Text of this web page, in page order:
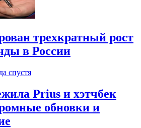
трехкратный рост
в России
спустя
Prius и хэтчбек
обновки и